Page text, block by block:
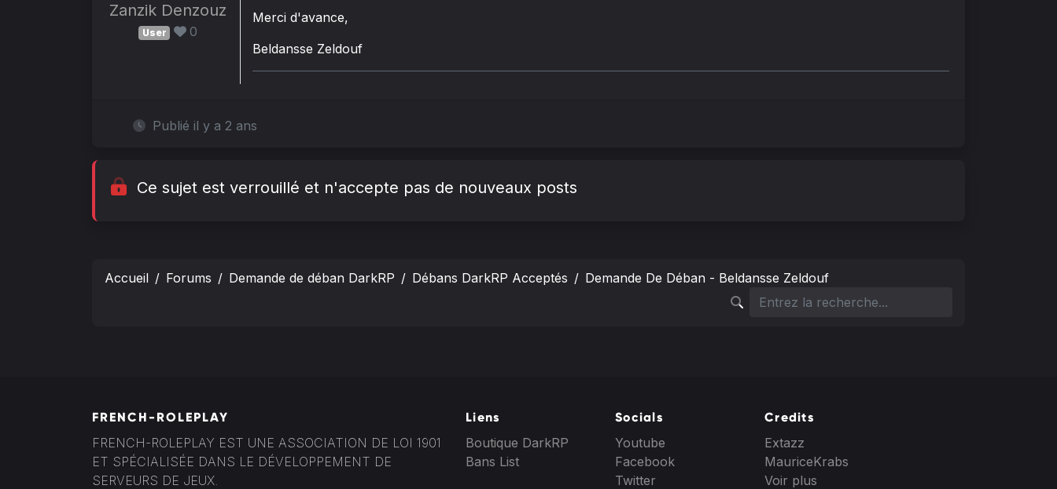
Zanzik Denzouz
User 0
Merci d'avance,
Beldansse Zeldouf
Publié il y a 2 ans
Ce sujet est verrouillé et n'accepte pas de nouveaux posts
Accueil Forums Demande de déban DarkRP Débans DarkRP Acceptés Demande De Déban - Beldansse Zeldouf
FRENCH-ROLEPLAY
FRENCH-ROLEPLAY EST UNE ASSOCIATION DE LOI 1901
ET SPÉCIALISÉE DANS LE DÉVELOPPEMENT DE
SERVEURS DE JEUX.
Liens
Boutique DarkRP
Bans List
Socials
Youtube
Facebook
Twitter
Credits
Extazz
MauriceKrabs
Voir plus